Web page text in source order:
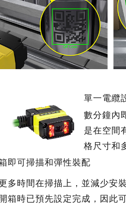
單一電纜
數分鐘內
是在空間
格尺寸和
即可掃描和彈性裝配
多時間在掃描上，並減少安
箱時已預先設定完成，因此